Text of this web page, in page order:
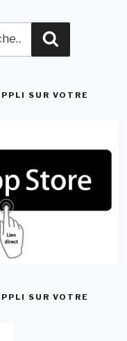
SUR VOTRE
SUR VOTRE